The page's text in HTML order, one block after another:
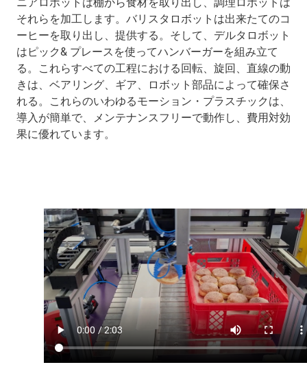
それらを加工します。バリスタロボットは出来たてのコ
ーヒーを取り出し、提供する。そして、デルタロボット
はピック& プレースを使ってハンバーガーを組み立て
る。これらすべての工程における回転、旋回、直線の動
きは、ベアリング、ギア、ロボット部品によって確保さ
れる。これらのいわゆるモーション・プラスチックは、
導入が簡単で、メンテナンスフリーで動作し、費用対効
果に優れています。